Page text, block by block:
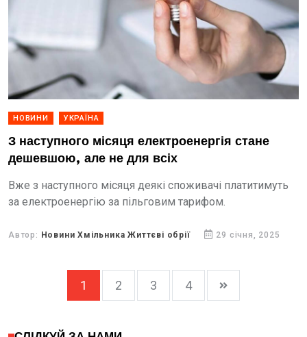
НОВИНИ УКРАЇНА
З наступного місяця електроенергія стане
дешевшою, але не для всіх
Вже з наступного місяця деякі споживачі платитимуть
за електроенергію за пільговим тарифом.
Автор: Новини Хмільника Життєві обрії 29 січня, 2025
1 2 3 4